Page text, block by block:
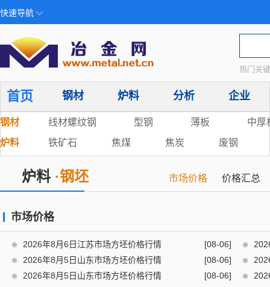
快速导航
热门关
首页 钢材 炉料 分析 企业
钢材 线材螺纹钢 型钢 薄板
中厚
炉料
铁矿石 焦煤 焦炭 废钢
炉料 ·钢坯 市场价格 价格汇总
市场价格
2026年8月6日江苏市场方坯价格行情
[08-06]
2026年8月5日山东市场方坯价格行情
[08-06]
2026年8月5日山东市场方坯价格行情
[08-06]